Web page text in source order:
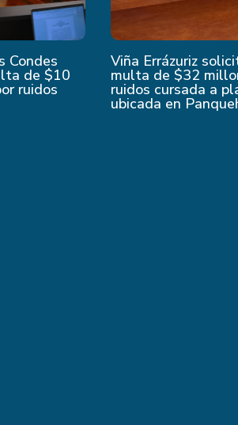
Condes
de $10
ruidos
Viña Errázuriz
multa de $32
ruidos cursada a
ubicada en